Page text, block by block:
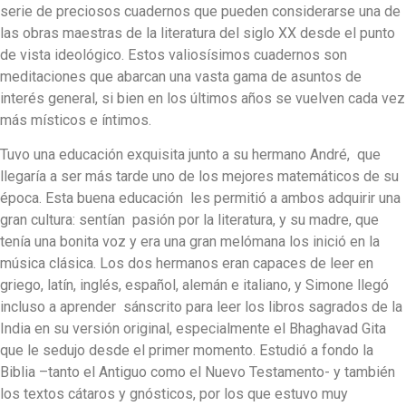
serie de preciosos cuadernos que pueden considerarse una de
las obras maestras de la literatura del siglo XX desde el punto
de vista ideológico. Estos valiosísimos cuadernos son
meditaciones que abarcan una vasta gama de asuntos de
interés general, si bien en los últimos años se vuelven cada vez
más místicos e íntimos.
Tuvo una educación exquisita junto a su hermano André, que
llegaría a ser más tarde uno de los mejores matemáticos de su
época. Esta buena educación les permitió a ambos adquirir una
gran cultura: sentían pasión por la literatura, y su madre, que
tenía una bonita voz y era una gran melómana los inició en la
música clásica. Los dos hermanos eran capaces de leer en
griego, latín, inglés, español, alemán e italiano, y Simone llegó
incluso a aprender sánscrito para leer los libros sagrados de la
India en su versión original, especialmente el Bhaghavad Gita
que le sedujo desde el primer momento. Estudió a fondo la
Biblia –tanto el Antiguo como el Nuevo Testamento- y también
los textos cátaros y gnósticos, por los que estuvo muy